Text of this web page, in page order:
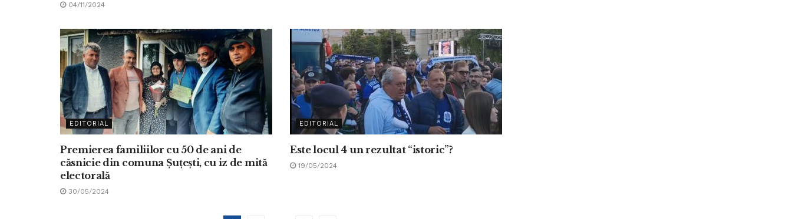
04/11/2024
EDITORIAL
Premierea familiilor cu 50 de ani de
căsnicie din comuna Șuțești, cu iz de mită
electorală
30/05/2024
EDITORIAL
Este locul 4 un rezultat “istoric”?
19/05/2024